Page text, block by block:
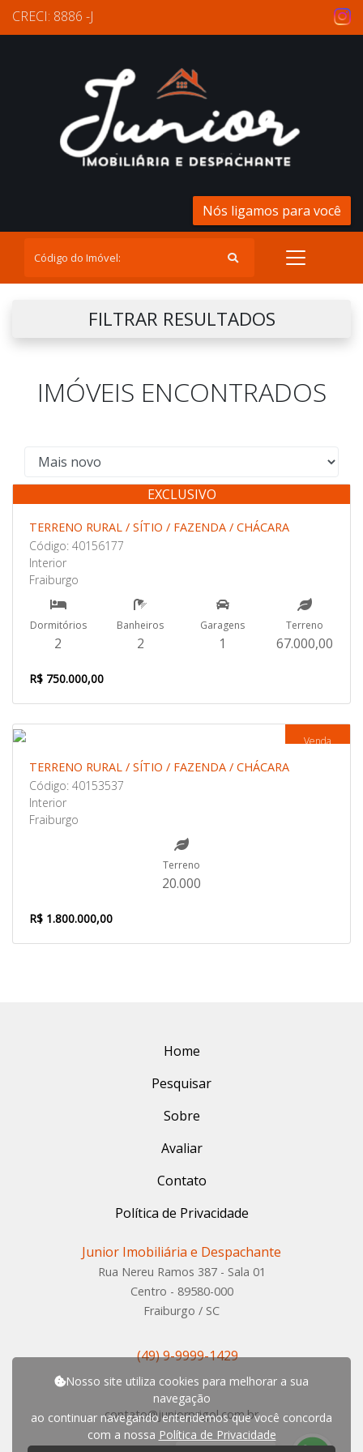
CRECI: 8886 -J
Nós ligamos para você
FILTRAR RESULTADOS
IMÓVEIS ENCONTRADOS
Venda
EXCLUSIVO
TERRENO RURAL / SÍTIO / FAZENDA / CHÁCARA
Código: 40156177
Interior
Fraiburgo
Dormitórios
2
Banheiros
2
Garagens
1
Terreno
67.000,00
R$ 750.000,00
Venda
TERRENO RURAL / SÍTIO / FAZENDA / CHÁCARA
Código: 40153537
Interior
Fraiburgo
Terreno
20.000
R$ 1.800.000,00
Nosso site utiliza cookies para melhorar a sua
navegação
ao continuar navegando entendemos que você concorda
com a nossa Política de Privacidade
Home
Pesquisar
Sobre
Avaliar
Contato
Política de Privacidade
Junior Imobiliária e Despachante
Rua Nereu Ramos 387 - Sala 01
Centro - 89580-000
Fraiburgo / SC
(49) 9-9999-1429
contato@juniorprigol.com.br